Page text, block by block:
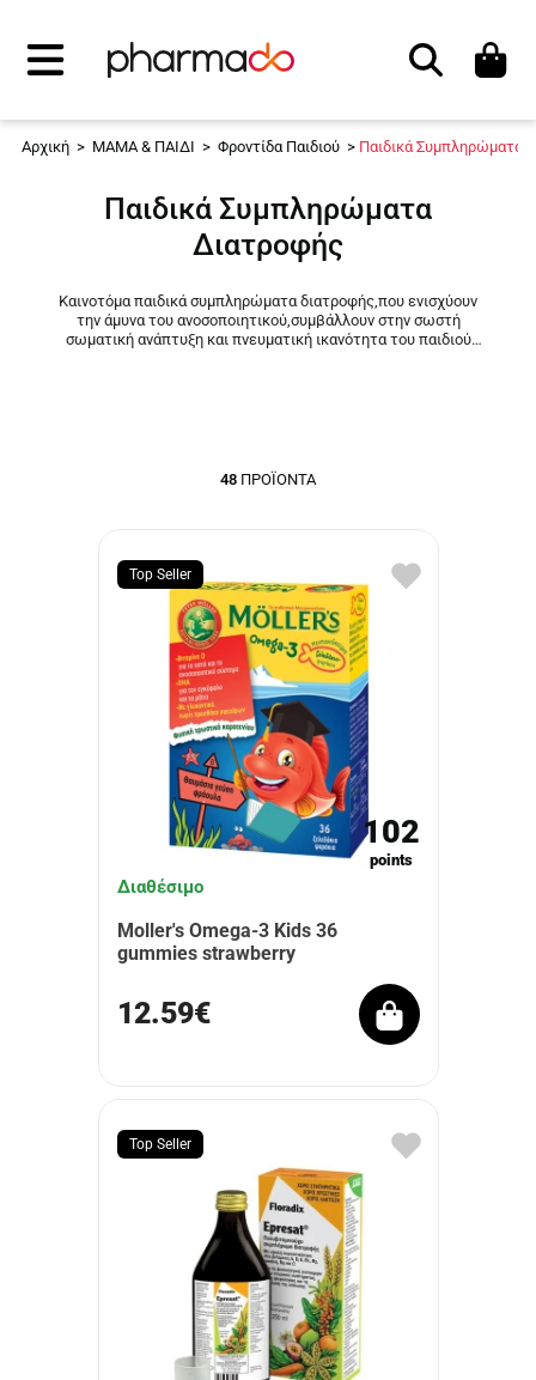
Αναζήτηση
Αρχική > ΜΑΜΑ & ΠΑΙΔΙ > Φροντίδα Παιδιού > Παιδικά Συμπληρώματα
Παιδικά Συμπληρώματα
Διατροφής
Καινοτόμα παιδικά συμπληρώματα διατροφής,που ενισχύουν
την άμυνα του ανοσοποιητικού,συμβάλλουν στην σωστή
σωματική ανάπτυξη και πνευματική ικανότητα του παιδιού
48 ΠΡΟΪΌΝΤΑ
Top Seller
102
points
Διαθέσιμο
Moller's Omega-3 Kids 36
gummies strawberry
12.59€
Top Seller